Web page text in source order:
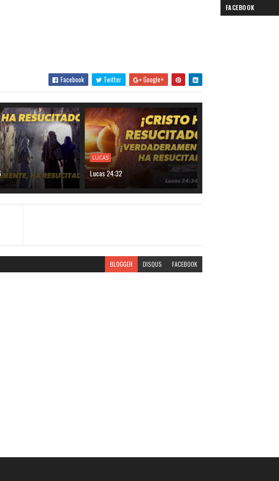
Facebook Twitter Google+
LUCAS
Lucas 24:32
BLOGGER DISQUS FACEBOOK
FACEBOOK